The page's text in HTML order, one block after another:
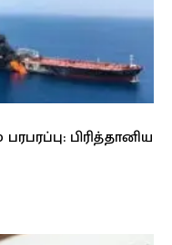
பிரித்தானிய